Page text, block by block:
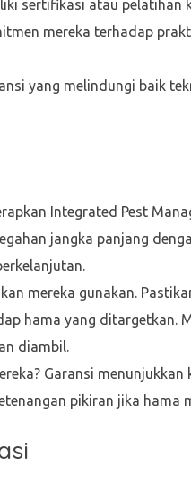
sertifikasi atau pelatihan
mereka terhadap
yang melindungi baik
Integrated Pest
jangka panjang
mereka gunakan.
hama yang ditargetkan.
diambil.
Garansi menunjukkan
pikiran jika hama